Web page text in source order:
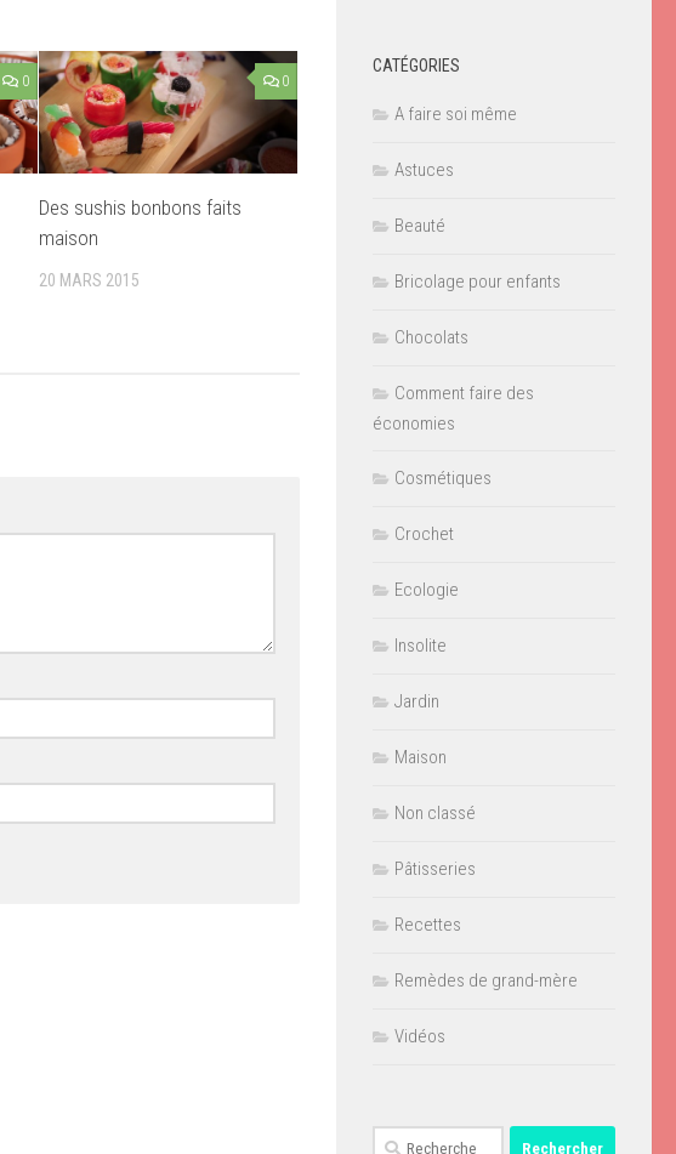
0 0
Des sushis bonbons faits
maison
20 MARS 2015
CATÉGORIES
A faire soi même
Astuces
Beauté
Bricolage pour enfants
Chocolats
Comment faire des
économies
Cosmétiques
Crochet
Ecologie
Insolite
Jardin
Maison
Non classé
Pâtisseries
Recettes
Remèdes de grand-mère
Vidéos
Rechercher :